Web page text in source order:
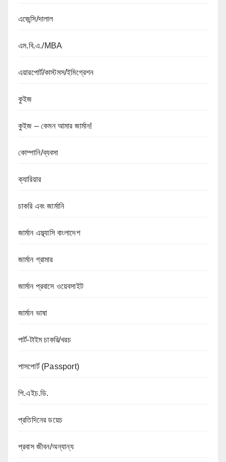
এজেন্সি/দালাল
এম.বি.এ./MBA
এয়ারপোর্ট/কাস্টমস/ইমিগ্রেশন
কুইজ
কুইজ – কেমন আমার জার্মান!
কোম্পানি/ব্যবসা
ক্যারিয়ার
চাকরি এবং জার্মানি
জার্মান এম্ব্যাসি বাংলাদেশ
জার্মান গ্রামার
জার্মান প্রবাসে ওয়েবসাইট
জার্মান ভাষা
পার্ট-টাইম চাকরি/খরচ
পাসপোর্ট (Passport)
পি.এইচ.ডি.
প্রতিদিনের ডয়েচ
প্রবাস জীবন/অন্যান্য